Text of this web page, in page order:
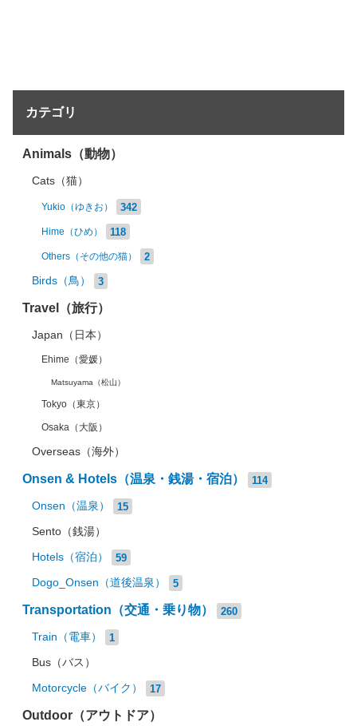
カテゴリ
Animals（動物）
Cats（猫）
Yukio（ゆきお） 342
Hime（ひめ） 118
Others（その他の猫） 2
Birds（鳥） 3
Travel（旅行）
Japan（日本）
Ehime（愛媛）
Matsuyama（松山）
Tokyo（東京）
Osaka（大阪）
Overseas（海外）
Onsen & Hotels（温泉・銭湯・宿泊） 114
Onsen（温泉） 15
Sento（銭湯）
Hotels（宿泊） 59
Dogo_Onsen（道後温泉） 5
Transportation（交通・乗り物） 260
Train（電車） 1
Bus（バス）
Motorcycle（バイク） 17
Outdoor（アウトドア）